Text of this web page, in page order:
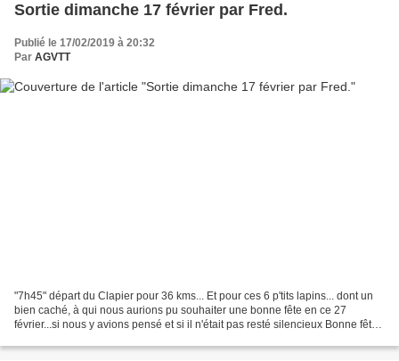
Sortie dimanche 17 février par Fred.
Publié le 17/02/2019 à 20:32
Par AGVTT
"7h45" départ du Clapier pour 36 kms... Et pour ces 6 p'tits lapins... dont un
bien caché, à qui nous aurions pu souhaiter une bonne fête en ce 27
février...si nous y avions pensé et si il n'était pas resté silencieux Bonne fête